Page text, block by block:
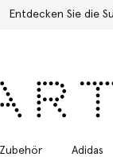
Zubehör Adidas